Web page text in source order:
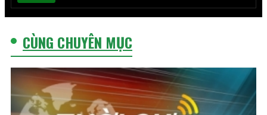
CÙNG CHUYÊN MỤC